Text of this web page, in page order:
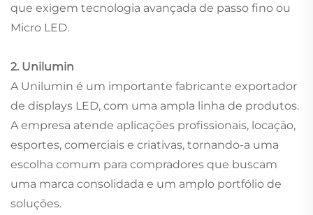
que exigem tecnologia avançada de passo fino ou
Micro LED.
2. Unilumin
A Unilumin é um importante fabricante exportador
de displays LED, com uma ampla linha de produtos.
A empresa atende aplicações profissionais, locação,
esportes, comerciais e criativas, tornando-a uma
escolha comum para compradores que buscam
uma marca consolidada e um amplo portfólio de
soluções.